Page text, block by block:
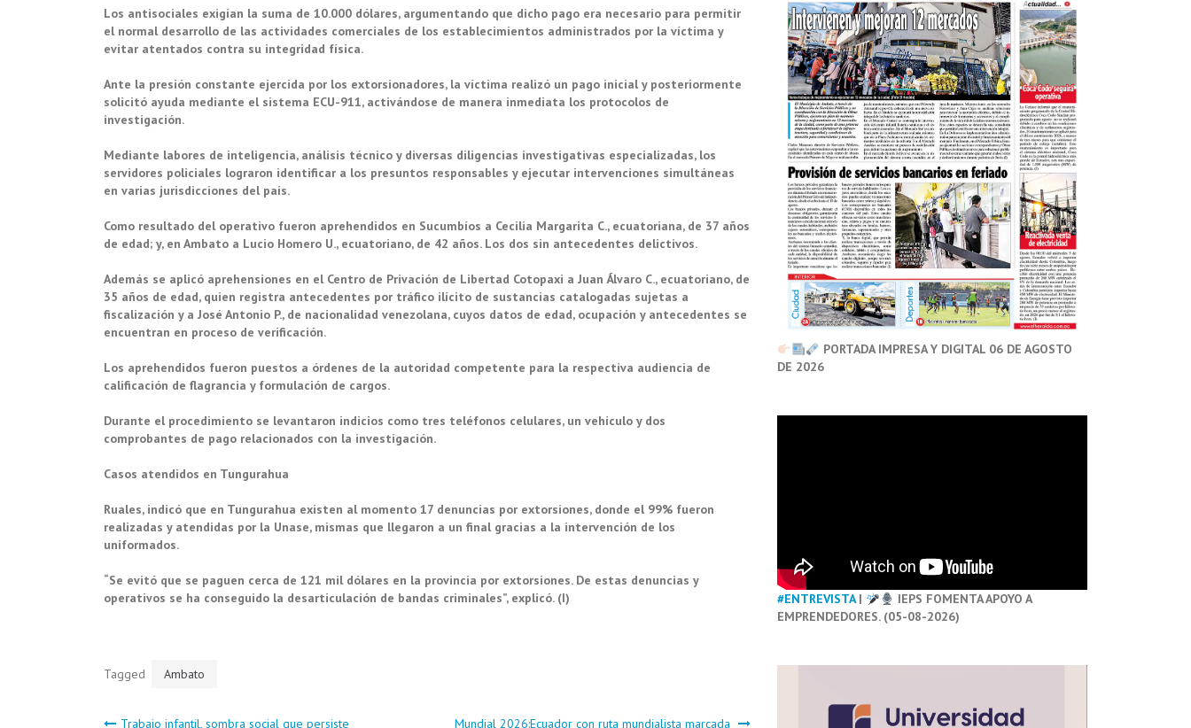
Los antisociales exigían la suma de 10.000 dólares, argumentando que dicho pago era necesario para permitir
el normal desarrollo de las actividades comerciales de los establecimientos administrados por la víctima y
evitar atentados contra su integridad física.
Ante la presión constante ejercida por los extorsionadores, la víctima realizó un pago inicial y posteriormente
solicitó ayuda mediante el sistema ECU-911, activándose de manera inmediata los protocolos de
investigación.
Mediante labores de inteligencia, análisis técnico y diversas diligencias investigativas especializadas, los
servidores policiales lograron identificar a los presuntos responsables y ejecutar intervenciones simultáneas
en varias jurisdicciones del país.
Como resultado del operativo fueron aprehendidos en Sucumbíos a Cecilia Margarita C., ecuatoriana, de 37 años
de edad; y, en Ambato a Lucio Homero U., ecuatoriano, de 42 años. Los dos sin antecedentes delictivos.
Además se aplicó aprehensiones en el Centro de Privación de Libertad Cotopaxi a Juan Álvaro C., ecuatoriano, de
35 años de edad, quien registra antecedentes por tráfico ilícito de sustancias catalogadas sujetas a
fiscalización y a José Antonio P., de nacionalidad venezolana, cuyos datos de edad, ocupación y antecedentes se
encuentran en proceso de verificación.
Los aprehendidos fueron puestos a órdenes de la autoridad competente para la respectiva audiencia de
calificación de flagrancia y formulación de cargos.
Durante el procedimiento se levantaron indicios como tres teléfonos celulares, un vehículo y dos
comprobantes de pago relacionados con la investigación.
Casos atendidos en Tungurahua
Ruales, indicó que en Tungurahua existen al momento 17 denuncias por extorsiones, donde el 99% fueron
realizadas y atendidas por la Unase, mismas que llegaron a un final gracias a la intervención de los
uniformados.
“Se evitó que se paguen cerca de 121 mil dólares en la provincia por extorsiones. De estas denuncias y
operativos se ha conseguido la desarticulación de bandas criminales”, explicó. (I)
Tagged Ambato
Trabajo infantil, sombra social que persiste Mundial 2026:Ecuador con ruta mundialista marcada
PORTADA IMPRESA Y DIGITAL 06 DE AGOSTO
DE 2026
#ENTREVISTA|
IEPS FOMENTA APOYO A
EMPRENDEDORES. (05-08-2026)